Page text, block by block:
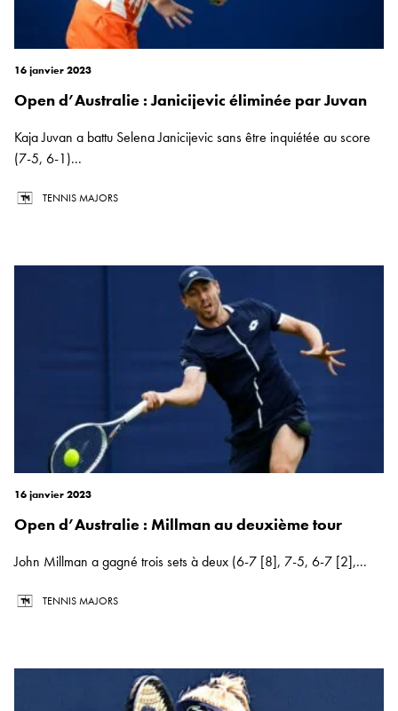
16 janvier 2023
Open d’Australie : Janicijevic éliminée par Juvan
Kaja Juvan a battu Selena Janicijevic sans être inquiétée au score
(7-5, 6-1)...
TENNIS MAJORS
16 janvier 2023
Open d’Australie : Millman au deuxième tour
John Millman a gagné trois sets à deux (6-7 [8], 7-5, 6-7 [2],...
TENNIS MAJORS